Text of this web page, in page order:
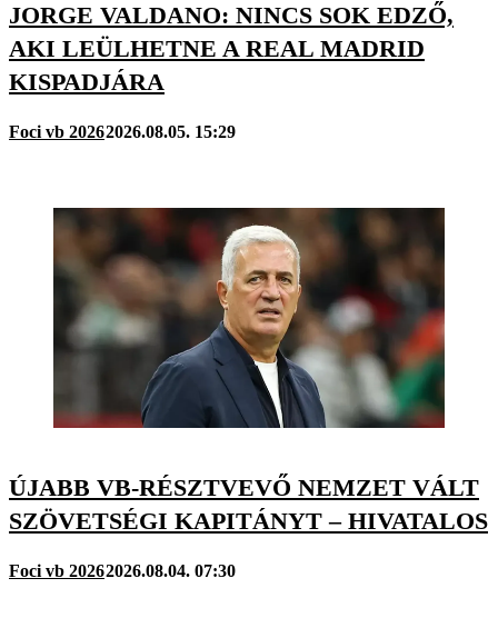
JORGE VALDANO: NINCS SOK EDZŐ,
AKI LEÜLHETNE A REAL MADRID
KISPADJÁRA
Foci vb 20262026.08.05. 15:29
ÚJABB VB-RÉSZTVEVŐ NEMZET VÁLT
SZÖVETSÉGI KAPITÁNYT – HIVATALOS
Foci vb 20262026.08.04. 07:30